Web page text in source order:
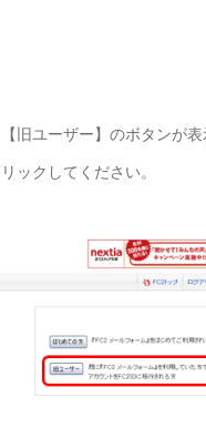
【旧ユーザー】のボタンが
ックしてください。